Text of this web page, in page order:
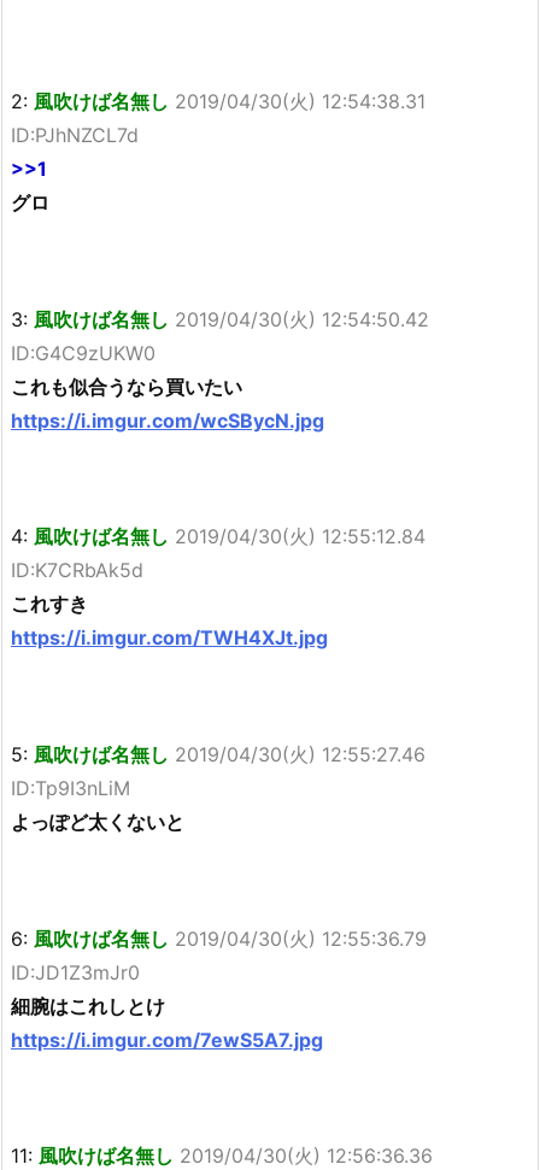
2: 風吹けば名無し 2019/04/30(火) 12:54:38.31
ID:PJhNZCL7d
>>1
グロ
3: 風吹けば名無し 2019/04/30(火) 12:54:50.42
ID:G4C9zUKW0
これも似合うなら買いたい
https://i.imgur.com/wcSBycN.jpg
4: 風吹けば名無し 2019/04/30(火) 12:55:12.84
ID:K7CRbAk5d
これすき
https://i.imgur.com/TWH4XJt.jpg
5: 風吹けば名無し 2019/04/30(火) 12:55:27.46
ID:Tp9I3nLiM
よっぽど太くないと
6: 風吹けば名無し 2019/04/30(火) 12:55:36.79
ID:JD1Z3mJr0
細腕はこれしとけ
https://i.imgur.com/7ewS5A7.jpg
11: 風吹けば名無し 2019/04/30(火) 12:56:36.36